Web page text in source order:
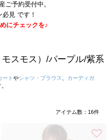
ご予約受付中。
見 です！
にチェックを♪
スモス）/パープル/紫系
ート やシャツ・ブラウス
カーディガ
アイテム数： 16件